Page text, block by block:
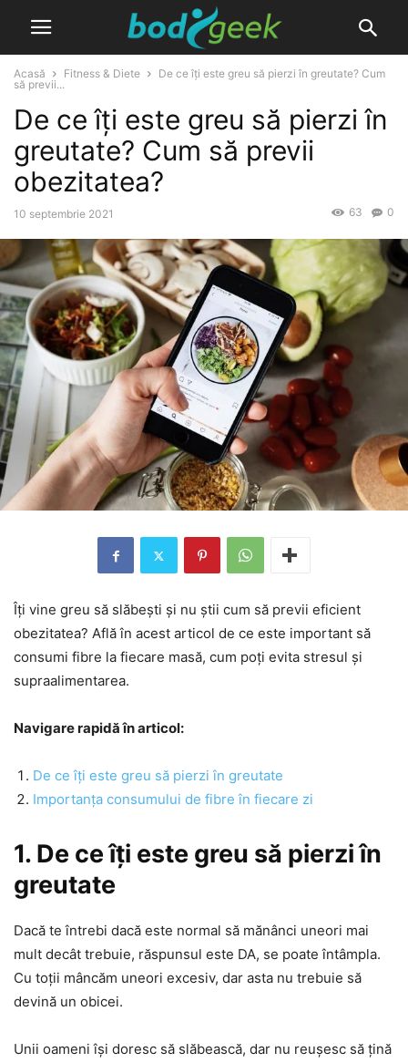
Acasă Fitness & Diete
De ce îți este greu să pierzi în greutate? Cum
să previi...
De ce îți este greu să pierzi în
greutate? Cum să previi
obezitatea?
10 septembrie 2021 0
63
Îți vine greu să slăbești și nu știi cum să previi eficient
obezitatea? Află în acest articol de ce este important să
consumi fibre la fiecare masă, cum poți evita stresul și
supraalimentarea.
Navigare rapidă în articol:
De ce îți este greu să pierzi în greutate
Importanța consumului de fibre în fiecare zi
1. De ce îți este greu să pierzi în
greutate
Dacă te întrebi dacă este normal să mănânci uneori mai
mult decât trebuie, răspunsul este DA, se poate întâmpla.
Cu toții mâncăm uneori excesiv, dar asta nu trebuie să
devină un obicei.
Unii oameni își doresc să slăbească, dar nu reușesc să țină